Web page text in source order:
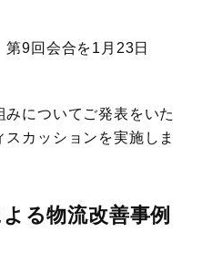
集い
議
ト2030
第9回会合を1月23日
についてご発表をいた
カッションを実施しま
る物流改善事例